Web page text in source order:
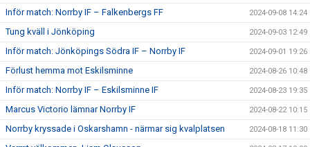
Inför match: Norrby IF – Falkenbergs FF 2024-09-08 14:24
Tung kväll i Jönköping 2024-09-03 12:49
Inför match: Jönköpings Södra IF – Norrby IF 2024-09-01 19:26
Förlust hemma mot Eskilsminne 2024-08-26 10:48
Inför match: Norrby IF – Eskilsminne IF 2024-08-23 19:35
Marcus Victorio lämnar Norrby IF 2024-08-22 10:15
Norrby kryssade i Oskarshamn - närmar sig kvalplatsen 2024-08-18 11:30